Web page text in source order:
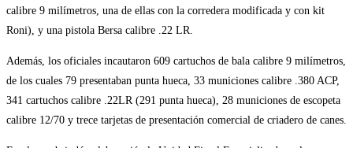
calibre 9 milímetros, una de ellas con la corredera modificada y con kit
Roni), y una pistola Bersa calibre .22 LR.
Además, los oficiales incautaron 609 cartuchos de bala calibre 9 milímetros,
de los cuales 79 presentaban punta hueca, 33 municiones calibre .380 ACP,
341 cartuchos calibre .22LR (291 punta hueca), 28 municiones de escopeta
calibre 12/70 y trece tarjetas de presentación comercial de criadero de canes.